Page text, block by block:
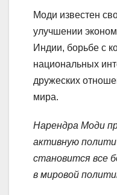
Моди известен
улучшении
Индии, борьбе с
национальных
дружеских
мира.
Нарендра Моди
активную
становится все
в мировой